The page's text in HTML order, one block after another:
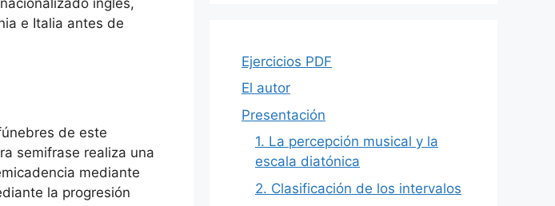
e Italia antes de
de este
semifrase realiza una
mediante
la progresión
Ejercicios PDF
El autor
Presentación
1. La percepción musical y la
escala diatónica
2. Clasificación de los intervalos